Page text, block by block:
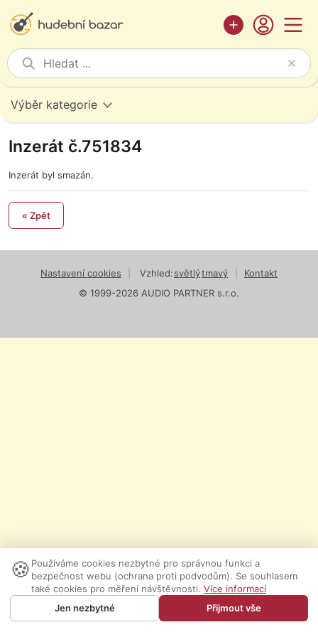
Výběr kategorie
Inzerát č.751834
Inzerát byl smazán.
« Zpět
Nastavení cookies Vzhled:světlýtmavý
Kontakt
© 1999-2026 AUDIO PARTNER s.r.o.
🍪 Používáme cookies nezbytné pro správnou funkci a
bezpečnost webu (ochrana proti podvodům). Se souhlasem
také cookies pro měření návštěvnosti. Více informací
Jen nezbytné
Přijmout vše